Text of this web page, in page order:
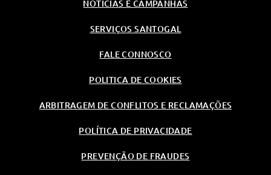
NOTÍCIAS E CAMPANHAS
SERVIÇOS SANTOGAL
FALE CONNOSCO
POLITICA DE COOKIES
ARBITRAGEM DE CONFLITOS E RECLAMAÇÕES
POLÍTICA DE PRIVACIDADE
PREVENÇÃO DE FRAUDES